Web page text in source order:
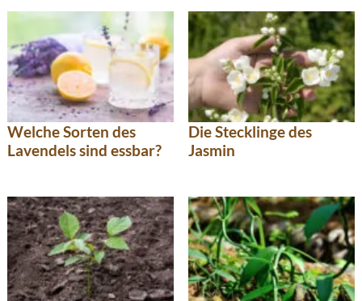
Welche Sorten des
Lavendels sind essbar?
Die Stecklinge des
Jasmin